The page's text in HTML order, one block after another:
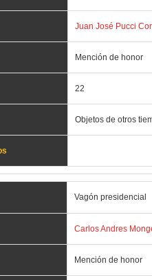
Juan José Pucci
Mención de honor
22
Objetos de otros
Vagón presidencial
Carlos Andres
Mención de honor